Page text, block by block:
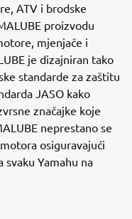
ATV i brodske
proizvodu
mjenjače i
je dizajniran tako
standarde za zaštitu
JASO kako
značajke koje
neprestano se
osiguravajući
Yamahu na